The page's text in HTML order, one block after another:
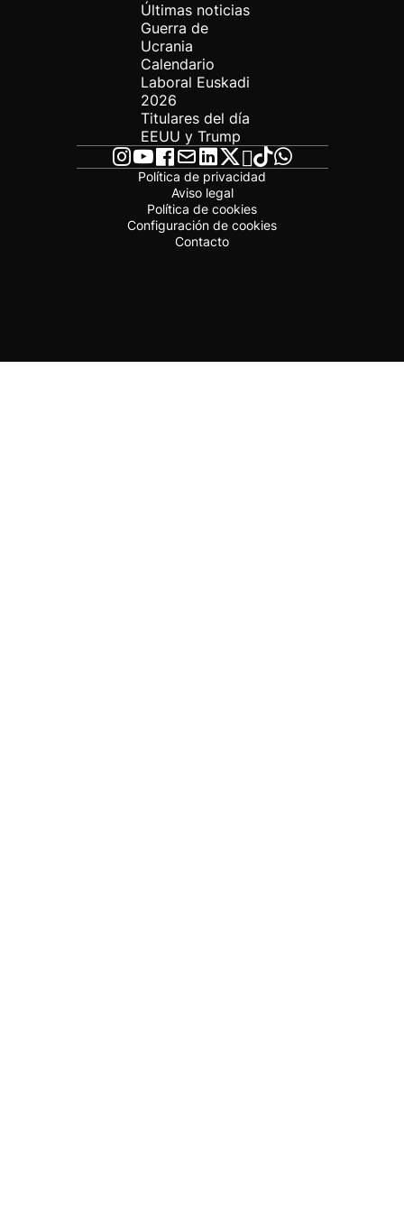
Últimas noticias
Guerra de
Ucrania
Calendario
Laboral Euskadi
2026
Titulares del día
EEUU y Trump
Política de privacidad
Aviso legal
Política de cookies
Configuración de cookies
Contacto